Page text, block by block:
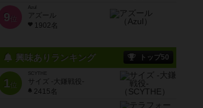
9 位
Azul
アズール
1902名
興味ありランキング トップ50
1位
SCYTHE
サイズ -大鎌戦役-
2415名